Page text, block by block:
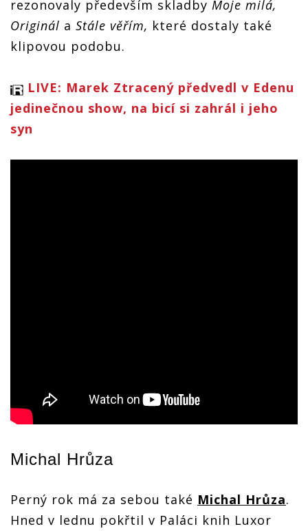
rezonovaly především skladby Moje milá,
Originál a Stále věřím, které dostaly také
klipovou podobu.
LIVE: Marek Ztracený předvedl v Edenu
jedinečnou show, na bicí si zahrál i jeho
syn
Michal Hrůza
Perný rok má za sebou také Michal Hrůza.
Hned v lednu pokřtil v Paláci knih Luxor